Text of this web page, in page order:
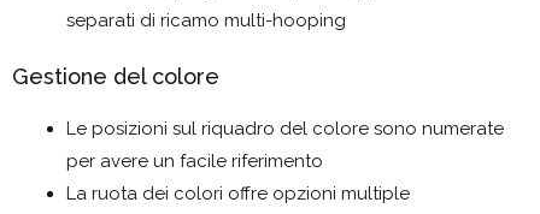
separati di ricamo multi-hooping
Gestione del colore
Le posizioni sul riquadro del colore sono numerate
per avere un facile riferimento
La ruota dei colori offre opzioni multiple